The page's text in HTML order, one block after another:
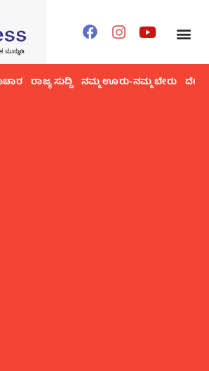
ರಾಜ್ಯ ಸುದ್ದಿ ನಮ್ಮ ಊರು-ನಮ್ಮ ಬೇರು ದೇಶ